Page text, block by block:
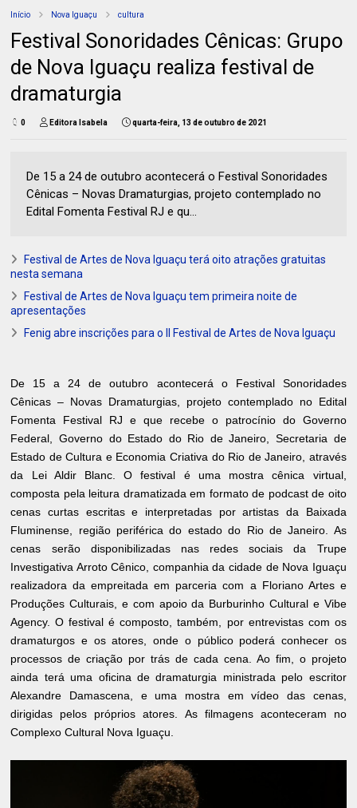
Início Nova Iguaçu cultura
Festival Sonoridades Cênicas: Grupo
de Nova Iguaçu realiza festival de
dramaturgia
0 Editora Isabela quarta-feira, 13 de outubro de 2021
De 15 a 24 de outubro acontecerá o Festival Sonoridades
Cênicas – Novas Dramaturgias, projeto contemplado no
Edital Fomenta Festival RJ e qu...
Festival de Artes de Nova Iguaçu terá oito atrações gratuitas
nesta semana
Festival de Artes de Nova Iguaçu tem primeira noite de
apresentações
Fenig abre inscrições para o II Festival de Artes de Nova Iguaçu
De 15 a 24 de outubro acontecerá o Festival Sonoridades
Cênicas – Novas Dramaturgias, projeto contemplado no Edital
Fomenta Festival RJ e que recebe o patrocínio do Governo
Federal, Governo do Estado do Rio de Janeiro, Secretaria de
Estado de Cultura e Economia Criativa do Rio de Janeiro, através
da Lei Aldir Blanc. O festival é uma mostra cênica virtual,
composta pela leitura dramatizada em formato de podcast de oito
cenas curtas escritas e interpretadas por artistas da Baixada
Fluminense, região periférica do estado do Rio de Janeiro. As
cenas serão disponibilizadas nas redes sociais da Trupe
Investigativa Arroto Cênico, companhia da cidade de Nova Iguaçu
realizadora da empreitada em parceria com a Floriano Artes e
Produções Culturais, e com apoio da Burburinho Cultural e Vibe
Agency. O festival é composto, também, por entrevistas com os
dramaturgos e os atores, onde o público poderá conhecer os
processos de criação por trás de cada cena. Ao fim, o projeto
ainda terá uma oficina de dramaturgia ministrada pelo escritor
Alexandre Damascena, e uma mostra em vídeo das cenas,
dirigidas pelos próprios atores. As filmagens aconteceram no
Complexo Cultural Nova Iguaçu.